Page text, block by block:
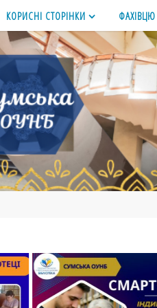
КОРИСНІ СТОРІНКИ ФАХІВЦЮ